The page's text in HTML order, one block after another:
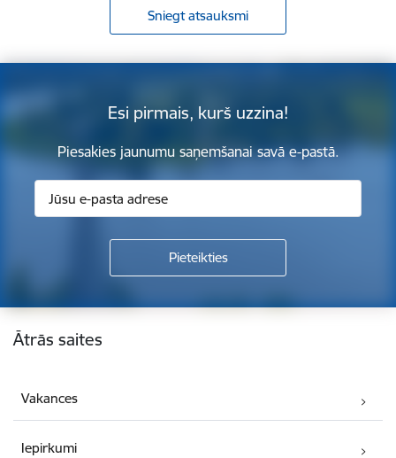
Sniegt atsauksmi
Esi pirmais, kurš uzzina!
Piesakies jaunumu saņemšanai savā e-pastā.
Kājene
Ātrās saites
Vakances
Iepirkumi